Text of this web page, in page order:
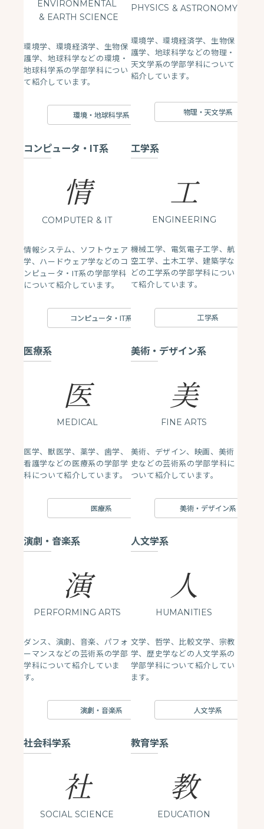
ENVIRONMENTAL
& EARTH SCIENCE
環境学、環境経済学、生物保
護学、地球科学などの環境・
地球科学系の学部学科につい
て紹介しています。
環境・地球科学系
PHYSICS & ASTRONOMY
環境学、環境経済学、生物保
護学、地球科学などの物理・
天文学系の学部学科について
紹介しています。
物理・天文学系
コンピュータ・IT系
情
COMPUTER & IT
情報システム、ソフトウェア
学、ハードウェア学などのコ
ンピュータ・IT系の学部学科
について紹介しています。
コンピュータ・IT系
工学系
工
ENGINEERING
機械工学、電気電子工学、航
空工学、土木工学、建築学な
どの工学系の学部学科につい
て紹介しています。
工学系
医療系
医
MEDICAL
医学、獣医学、薬学、歯学、
看護学などの医療系の学部学
科について紹介しています。
医療系
美術・デザイン系
美
FINE ARTS
美術、デザイン、映画、美術
史などの芸術系の学部学科に
ついて紹介しています。
美術・デザイン系
演劇・音楽系
演
PERFORMING ARTS
ダンス、演劇、音楽、パフォ
ーマンスなどの芸術系の学部
学科について紹介していま
す。
演劇・音楽系
人文学系
人
HUMANITIES
文学、哲学、比較文学、宗教
学、歴史学などの人文学系の
学部学科について紹介してい
ます。
人文学系
社会科学系
社
SOCIAL SCIENCE
教育学系
教
EDUCATION